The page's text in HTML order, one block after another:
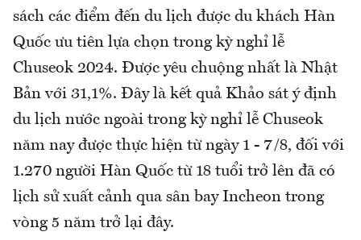
sách các điểm đến du lịch được du khách Hàn
Quốc ưu tiên lựa chọn trong kỳ nghỉ lễ
Chuseok 2024. Được yêu chuộng nhất là Nhật
Bản với 31,1%. Đây là kết quả Khảo sát ý định
du lịch nước ngoài trong kỳ nghỉ lễ Chuseok
năm nay được thực hiện từ ngày 1 - 7/8, đối với
1.270 người Hàn Quốc từ 18 tuổi trở lên đã có
lịch sử xuất cảnh qua sân bay Incheon trong
vòng 5 năm trở lại đây.